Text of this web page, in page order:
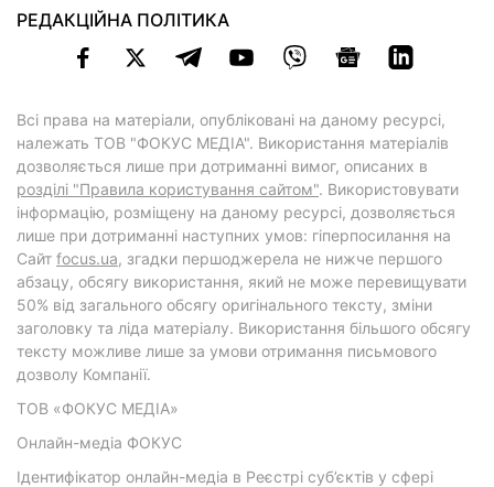
РЕДАКЦІЙНА ПОЛІТИКА
Всі права на матеріали, опубліковані на даному ресурсі,
належать ТОВ "ФОКУС МЕДІА". Використання матеріалів
дозволяється лише при дотриманні вимог, описаних в
розділі "Правила користування сайтом". Використовувати
інформацію, розміщену на даному ресурсі, дозволяється
лише при дотриманні наступних умов: гіперпосилання на
Cайт focus.ua, згадки першоджерела не нижче першого
абзацу, обсягу використання, який не може перевищувати
50% від загального обсягу оригінального тексту, зміни
заголовку та ліда матеріалу. Використання більшого обсягу
тексту можливе лише за умови отримання письмового
дозволу Компанії.
ТОВ «ФОКУС МЕДІА»
Онлайн-медіа ФОКУС
Ідентифікатор онлайн-медіа в Реєстрі суб’єктів у сфері